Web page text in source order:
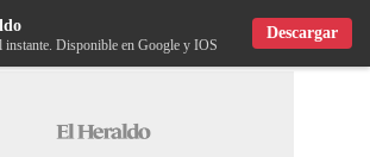
instante. Disponible en Google y IOS
Descargar